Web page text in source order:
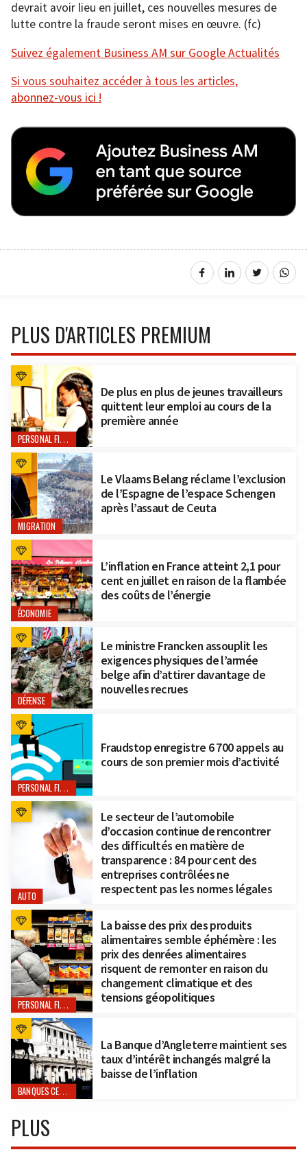
devrait avoir lieu en juillet, ces nouvelles mesures de
lutte contre la fraude seront mises en œuvre. (fc)
Suivez également Business AM sur Google Actualités
Si vous souhaitez accéder à tous les articles,
abonnez-vous ici !
PLUS D'ARTICLES PREMIUM
PERSONAL FINANCE
De plus en plus de jeunes travailleurs
quittent leur emploi au cours de la
première année
MIGRATION
Le Vlaams Belang réclame l’exclusion
de l’Espagne de l’espace Schengen
après l’assaut de Ceuta
ÉCONOMIE
L’inflation en France atteint 2,1 pour
cent en juillet en raison de la flambée
des coûts de l’énergie
DÉFENSE
Le ministre Francken assouplit les
exigences physiques de l’armée
belge afin d’attirer davantage de
nouvelles recrues
PERSONAL FINANCE
Fraudstop enregistre 6 700 appels au
cours de son premier mois d’activité
AUTO
Le secteur de l’automobile
d’occasion continue de rencontrer
des difficultés en matière de
transparence : 84 pour cent des
entreprises contrôlées ne
respectent pas les normes légales
PERSONAL FINANCE
La baisse des prix des produits
alimentaires semble éphémère : les
prix des denrées alimentaires
risquent de remonter en raison du
changement climatique et des
tensions géopolitiques
BANQUES CENTRALES
La Banque d’Angleterre maintient ses
taux d’intérêt inchangés malgré la
baisse de l’inflation
PLUS